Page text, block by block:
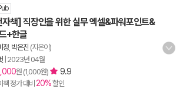
자책] 직장인을 위한 실무 엑셀&파워포인트&
+한글
정 박은진 (지은이)
2023년 04월
원 (1,000원) 9.9
책 정가 대비 20%할인